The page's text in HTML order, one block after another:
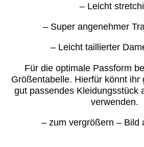
– Leicht
– Super angenehmer
– Leicht taillierter
Für die optimale Passform
Größentabelle. Hierfür könnt ihr
gut passendes Kleidungsstück
verwenden.
– zum vergrößern – Bild